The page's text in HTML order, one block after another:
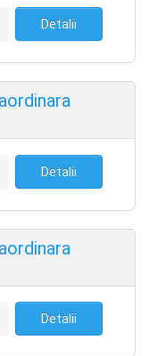
Detalii
Detalii
Detalii